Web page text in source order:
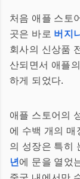
처음 애플 스토
곳은 바로 버지
회사의 신상품
산되면서 애플
하게 되었다.
애플 스토어의
에 수백 개의
의 성장은 특히
년에 문을 열었